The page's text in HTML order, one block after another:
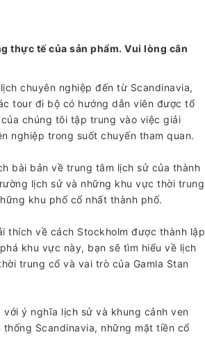
thực tế của sản phẩm. Vui lòng cân
chuyên nghiệp đến từ Scandinavia,
tour đi bộ có hướng dẫn viên được tổ
chúng tôi tập trung vào việc giải
nghiệp trong suốt chuyến tham quan.
bài bản về trung tâm lịch sử của thành
lịch sử và những khu vực thời trung
khu phố cổ nhất thành phố.
thích về cách Stockholm được thành lập
khu vực này, bạn sẽ tìm hiểu về lịch
trung cổ và vai trò của Gamla Stan
ý nghĩa lịch sử và khung cảnh ven
Scandinavia, những mặt tiền cổ